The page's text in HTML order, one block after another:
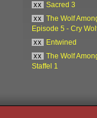
xx
Sacred 3
xx
The Wolf
Episode 5 - Cry
xx
Entwined
xx
The Wolf
Staffel 1